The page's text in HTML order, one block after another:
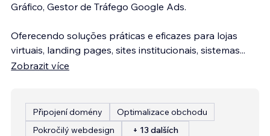
Gráfico, Gestor de Tráfego Google Ads.
Oferecendo soluções práticas e eficazes para lojas
virtuais, landing pages, sites institucionais, sistemas...
Zobrazit více
Připojení domény
Optimalizace obchodu
Pokročilý webdesign
+ 13 dalších